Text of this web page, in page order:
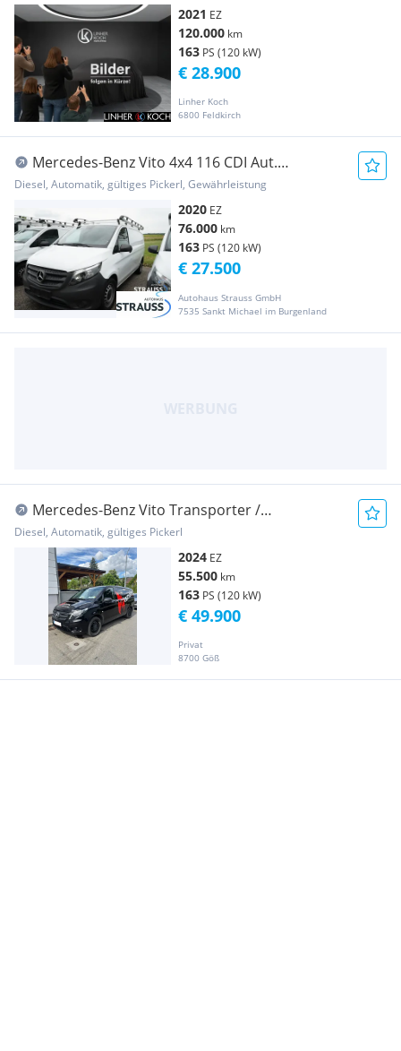
2021 EZ
120.000 km
163 PS (120 kW)
Linher Koch
6800 Feldkirch
€ 28.900
Mercedes-Benz Vito 4x4 116 CDI Aut.
Transporter / Kastenwagen
Diesel, Automatik, gültiges Pickerl, Gewährleistung
2020 EZ
76.000 km
163 PS (120 kW)
Autohaus Strauss GmbH
7535 Sankt Michael im Burgenland
€ 27.500
Mercedes-Benz Vito Transporter /
Kastenwagen
Diesel, Automatik, gültiges Pickerl
2024 EZ
55.500 km
163 PS (120 kW)
Privat
8700 Göß
€ 49.900